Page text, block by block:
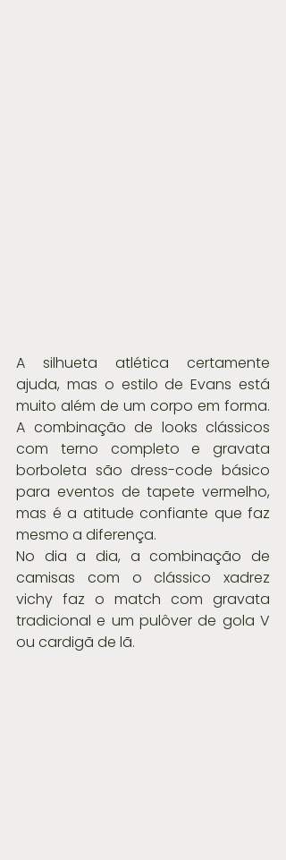
A silhueta atlética certamente
ajuda, mas o estilo de Evans está
muito além de um corpo em forma.
A combinação de looks clássicos
com terno completo e gravata
borboleta são dress-code básico
para eventos de tapete vermelho,
mas é a atitude confiante que faz
mesmo a diferença.
No dia a dia, a combinação de
camisas com o clássico xadrez
vichy faz o match com gravata
tradicional e um pulôver de gola V
ou cardigã de lã.